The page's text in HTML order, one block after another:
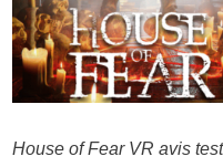
House of Fear VR avis